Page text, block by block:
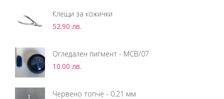
Клещи за кожички
52.90 лв.
Огледален пигмент - MCB/07
10.00 лв.
Червено топче - 0.21 мм